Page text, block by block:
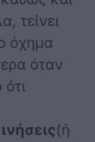
τείνει
όχημα
όταν
(ή